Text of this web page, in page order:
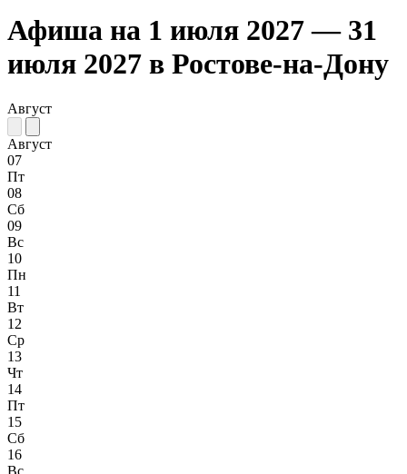
Афиша на 1 июля 2027 — 31
июля 2027 в Ростове-на-Дону
Август
Август
07
Пт
08
Сб
09
Вс
10
Пн
11
Вт
12
Ср
13
Чт
14
Пт
15
Сб
16
Вс